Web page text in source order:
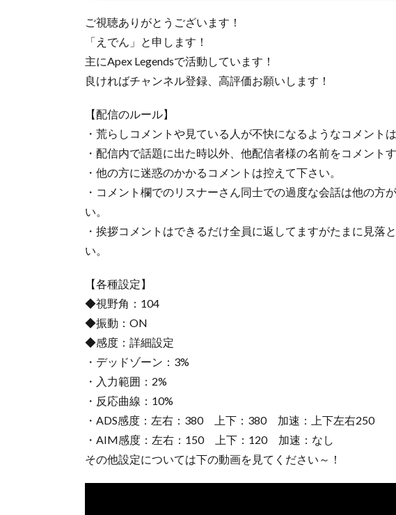
ご視聴ありがとうございます！
「えでん」と申します！
主にApex Legendsで活動しています！
良ければチャンネル登録、高評価お願いします！
【配信のルール】
・荒らしコメントや見ている人が不快になるようなコメント
・配信内で話題に出た時以外、他配信者様の名前をコメント
・他の方に迷惑のかかるコメントは控えて下さい。
・コメント欄でのリスナーさん同士での過度な会話は他の方
い。
・挨拶コメントはできるだけ全員に返してますがたまに見落
い。
【各種設定】
◆視野角：104
◆振動：ON
◆感度：詳細設定
・デッドゾーン：3%
・入力範囲：2%
・反応曲線：10%
・ADS感度：左右：380 上下：380 加速：上下左右250
・AIM感度：左右：150 上下：120 加速：なし
その他設定については下の動画を見てください～！